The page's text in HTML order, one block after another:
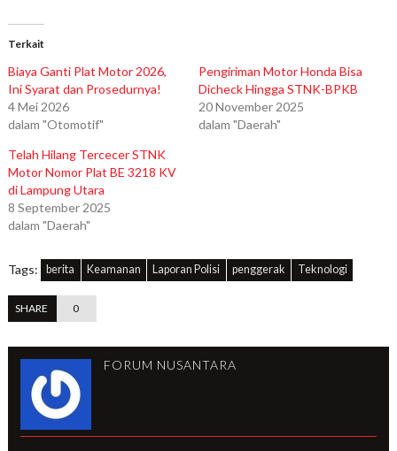
Terkait
Biaya Ganti Plat Motor 2026,
Ini Syarat dan Prosedurnya!
4 Mei 2026
dalam "Otomotif"
Pengiriman Motor Honda Bisa
Dicheck Hingga STNK-BPKB
20 November 2025
dalam "Daerah"
Telah Hilang Tercecer STNK
Motor Nomor Plat BE 3218 KV
di Lampung Utara
8 September 2025
dalam "Daerah"
Tags: berita Keamanan Laporan Polisi penggerak Teknologi
SHARE 0
FORUM NUSANTARA